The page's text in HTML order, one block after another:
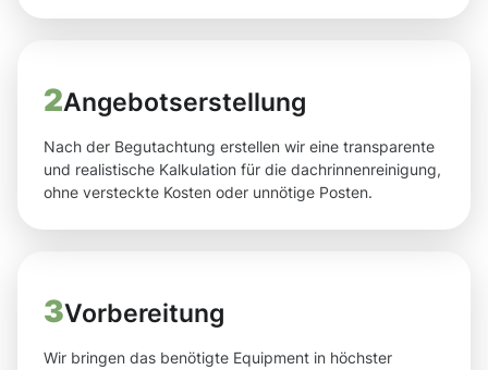
2Angebotserstellung
Nach der Begutachtung erstellen wir eine transparente
und realistische Kalkulation für die dachrinnenreinigung,
ohne versteckte Kosten oder unnötige Posten.
3Vorbereitung
Wir bringen das benötigte Equipment in höchster